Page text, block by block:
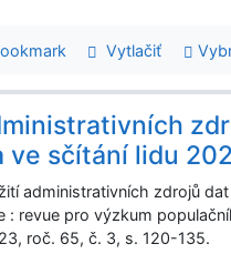
Vytlačiť
sčítání lidu
administrativních zdrojů
: revue pro výzkum
roč. 65, č. 3, s. 120-135.